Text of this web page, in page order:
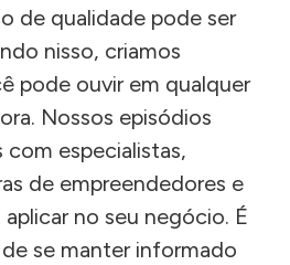
de qualidade pode ser
nisso, criamos
pode ouvir em qualquer
Nossos episódios
especialistas,
de empreendedores e
no seu negócio. É
se manter informado